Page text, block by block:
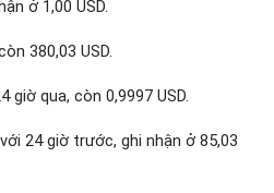
ở 1,00 USD.
380,03 USD.
giờ qua, còn 0,9997 USD.
24 giờ trước, ghi nhận ở 85,03